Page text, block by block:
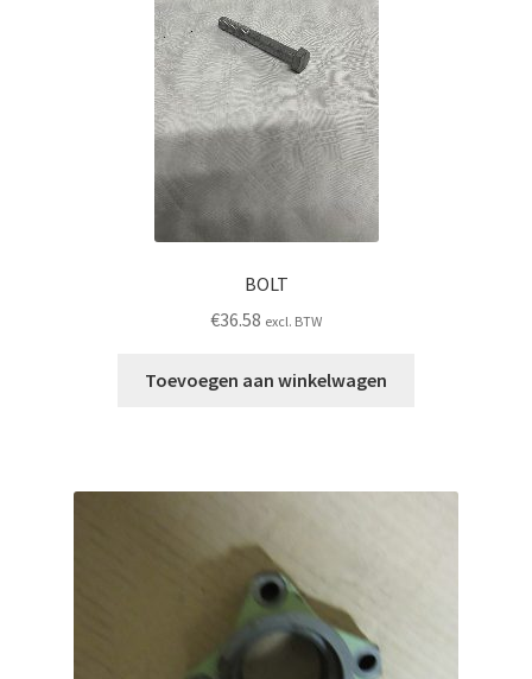
BOLT
€36.58 excl. BTW
Toevoegen aan winkelwagen